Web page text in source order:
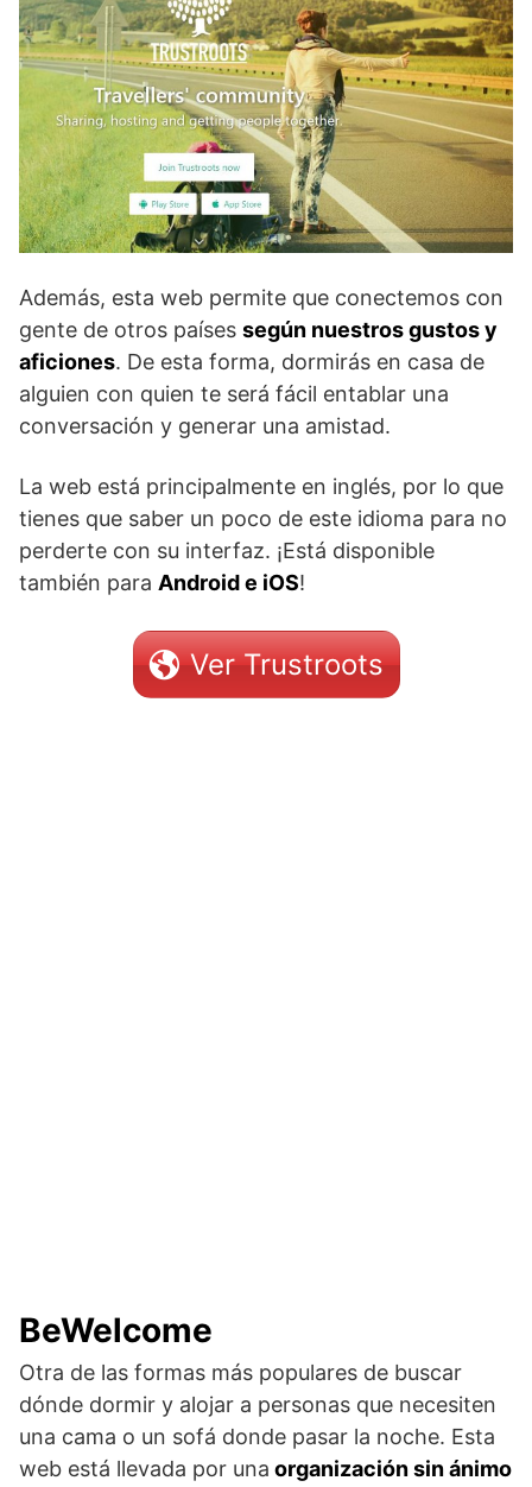
Además, esta web permite que conectemos con
gente de otros países según nuestros gustos y
aficiones. De esta forma, dormirás en casa de
alguien con quien te será fácil entablar una
conversación y generar una amistad.
La web está principalmente en inglés, por lo que
tienes que saber un poco de este idioma para no
perderte con su interfaz. ¡Está disponible
también para Android e iOS!
Ver Trustroots
BeWelcome
Otra de las formas más populares de buscar
dónde dormir y alojar a personas que necesiten
una cama o un sofá donde pasar la noche. Esta
web está llevada por una organización sin ánimo